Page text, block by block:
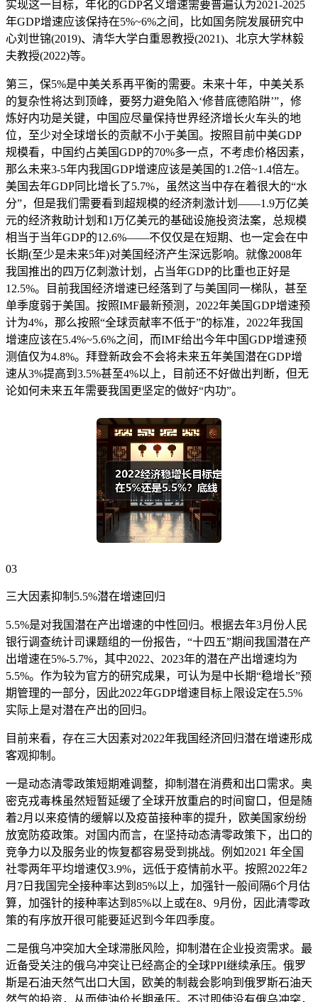
实现这一目标，年化的GDP名义增速需要普遍认为2021-2025
年GDP增速应该保持在5%~6%之间，比如国务院发展研究中
心刘世锦(2019)、清华大学白重恩教授(2021)、北京大学林毅
夫教授(2022)等。
第三，保5%是中美关系再平衡的需要。未来十年，中美关系
的复杂性将达到顶峰，要努力避免陷入‘修昔底德陷阱’”，修
炼好内功是关键，中国应尽量保持世界经济增长火车头的地
位，至少对全球增长的贡献不小于美国。按照目前中美GDP
规模看，中国约占美国GDP的70%多一点，不考虑价格因素，
那么未来3-5年内我国GDP增速应该是美国的1.2倍~1.4倍左。
美国去年GDP同比增长了5.7%，虽然这当中存在着很大的“水
分”，但是我们需要看到超规模的经济刺激计划——1.9万亿美
元的经济救助计划和1万亿美元的基础设施投资法案，总规模
相当于当年GDP的12.6%——不仅仅是在短期、也一定会在中
长期(至少是未来5年)对美国经济产生深远影响。就像2008年
我国推出的四万亿刺激计划，占当年GDP的比重也正好是
12.5%。目前我国经济增速已经落到了与美国同一梯队，甚至
单季度弱于美国。按照IMF最新预测，2022年美国GDP增速预
计为4%，那么按照“全球贡献率不低于”的标准，2022年我国
增速应该在5.4%~5.6%之间，而IMF给出今年中国GDP增速预
测值仅为4.8%。拜登新政会不会将未来五年美国潜在GDP增
速从3%提高到3.5%甚至4%以上，目前还不好做出判断，但无
论如何未来五年需要我国更坚定的做好“内功”。
03
三大因素抑制5.5%潜在增速回归
5.5%是对我国潜在产出增速的中性回归。根据去年3月份人民
银行调查统计司课题组的一份报告，“十四五”期间我国潜在产
出增速在5%-5.7%，其中2022、2023年的潜在产出增速均为
5.5%。作为较为官方的研究成果，可认为是中长期“稳增长”预
期管理的一部分，因此2022年GDP增速目标上限设定在5.5%
实际上是对潜在产出的回归。
目前来看，存在三大因素对2022年我国经济回归潜在增速形成
客观抑制。
一是动态清零政策短期难调整，抑制潜在消费和出口需求。奥
密克戎毒株虽然短暂延缓了全球开放重启的时间窗口，但是随
着2月以来疫情的缓解以及疫苗接种率的提升，欧美国家纷纷
放宽防疫政策。对国内而言，在坚持动态清零政策下，出口的
竞争力以及服务业的恢复都容易受到挑战。例如2021 年全国
社零两年平均增速仅3.9%，远低于疫情前水平。按照2022年2
月7日我国完全接种率达到85%以上，加强针一般间隔6个月估
算，加强针的接种率达到85%以上或在8、9月份，因此清零政
策的有序放开很可能要延迟到今年四季度。
二是俄乌冲突加大全球滞胀风险，抑制潜在企业投资需求。最
近备受关注的俄乌冲突让已经高企的全球PPI继续承压。俄罗
斯是石油天然气出口大国，欧美的制裁会影响到俄罗斯石油天
然气的投资，从而使油价长期承压。不过即使没有俄乌冲突，